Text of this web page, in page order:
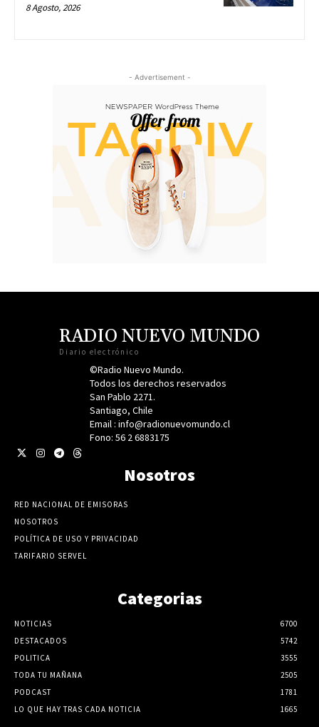
8 Agosto, 2026
- Advertisement -
RADIO NUEVO MUNDO
Diario electrónico
©Radio Nuevo Mundo.
Todos los derechos reservados
San Pablo 2271.
Santiago, Chile
Email : info@radionuevomundo.cl
Fono: 56 2 6883175
Nosotros
RED NACIONAL DE EMISORAS
NOSOTROS
POLÍTICA DE USO Y PRIVACIDAD
TARIFARIO SERVEL
Categorias
NOTICIAS
6700
DESTACADOS
5742
POLITICA
3555
TODA TU MAÑANA
2505
PODCAST
1781
LO QUE HAY TRAS CADA NOTICIA
1665